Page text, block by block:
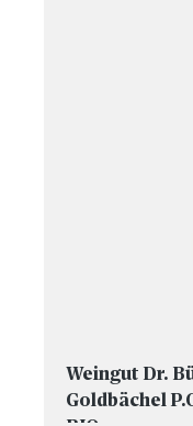
Weingut Dr.
Goldbächel